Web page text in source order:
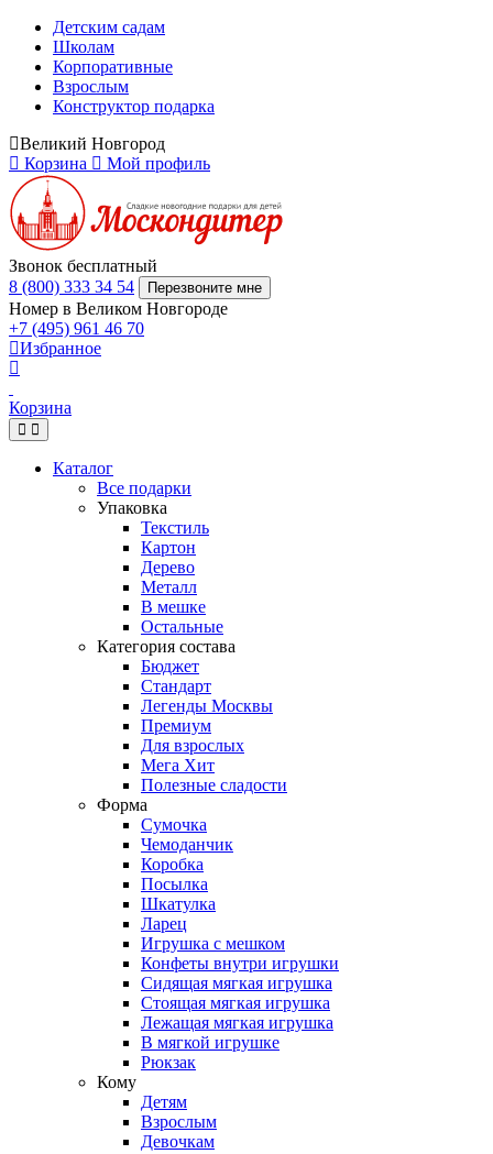
Детским садам
Школам
Корпоративные
Взрослым
Конструктор подарка
Великий Новгород
Корзина
Мой профиль
Звонок бесплатный
8 (800) 333 34 54
Перезвоните мне
Номер в Великом Новгороде
+7 (495) 961 46 70
Избранное
Корзина
Каталог
Все подарки
Упаковка
Текстиль
Картон
Дерево
Металл
В мешке
Остальные
Категория состава
Бюджет
Стандарт
Легенды Москвы
Премиум
Для взрослых
Мега Хит
Полезные сладости
Форма
Сумочка
Чемоданчик
Коробка
Посылка
Шкатулка
Ларец
Игрушка с мешком
Конфеты внутри игрушки
Сидящая мягкая игрушка
Стоящая мягкая игрушка
Лежащая мягкая игрушка
В мягкой игрушке
Рюкзак
Кому
Детям
Взрослым
Девочкам